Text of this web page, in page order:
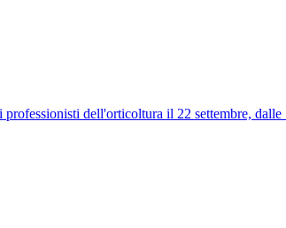
dell'orticoltura il 22 settembre, dalle